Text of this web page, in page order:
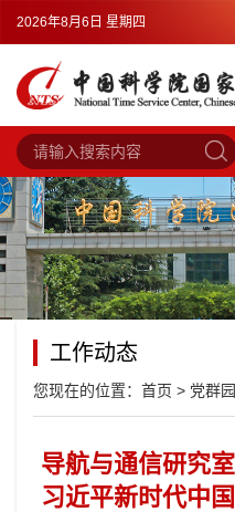
2026年8月6日 星期四
工作动态
您现在的位置： 首页 > 党群
导航与通信研究
习近平新时代中